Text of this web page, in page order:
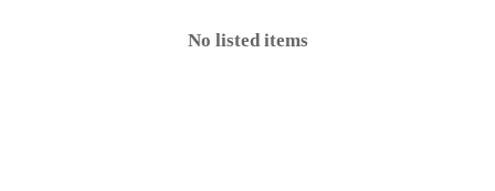
No listed items